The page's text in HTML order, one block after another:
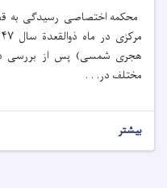
محکمه اختصاصی رسیدگی به
مرکزی در ماه ذوالقعدة سال
هجری شمسی) پس از بررسی
مختلف در. . .
بیشتر